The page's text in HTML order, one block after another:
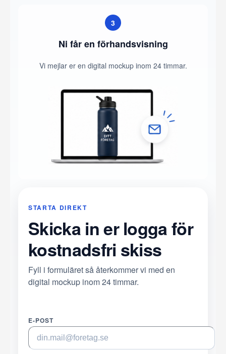
3
Ni får en förhandsvisning
Vi mejlar er en digital mockup inom 24 timmar.
STARTA DIREKT
Skicka in er logga för
kostnadsfri skiss
Fyll i formuläret så återkommer vi med en
digital mockup inom 24 timmar.
E-POST